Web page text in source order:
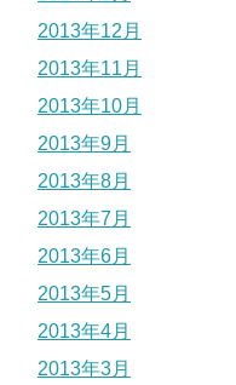
2013年12月
2013年11月
2013年10月
2013年9月
2013年8月
2013年7月
2013年6月
2013年5月
2013年4月
2013年3月